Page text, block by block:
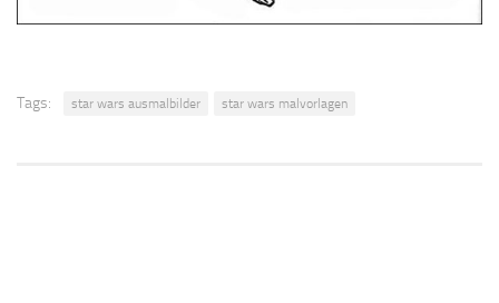
Tags: star wars ausmalbilder star wars malvorlagen